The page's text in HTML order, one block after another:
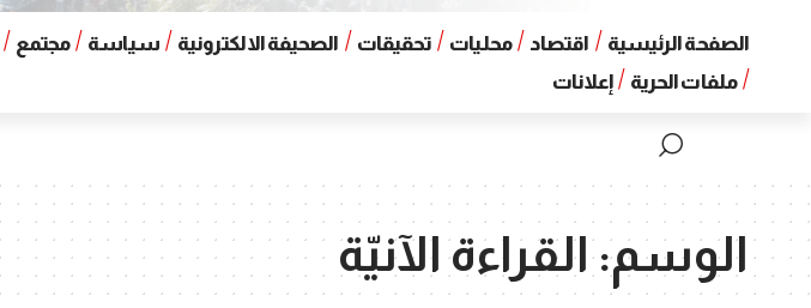
الصفحة الرئيسية اقتصاد محليات تحقيقات الصحيفة الالكترونية سياسة مجتمع
ملفات الحرية
إعلانات
الوسم:القراءة الآنيّة